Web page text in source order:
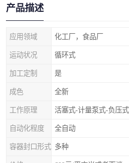
产品描述
应用领域 化工厂，食品厂
运动状况 循环式
加工定制 是
成色 全新
工作原理 活塞式-计量泵式-负压
自动化程度 全自动
容器封口形式 多种